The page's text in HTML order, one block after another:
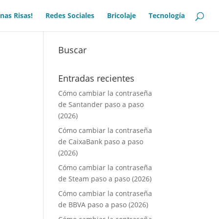
Risas! Redes Sociales Bricolaje Tecnología
Buscar
Entradas recientes
Cómo cambiar la contraseña
de Santander paso a paso
(2026)
Cómo cambiar la contraseña
de CaixaBank paso a paso
(2026)
Cómo cambiar la contraseña
de Steam paso a paso (2026)
Cómo cambiar la contraseña
de BBVA paso a paso (2026)